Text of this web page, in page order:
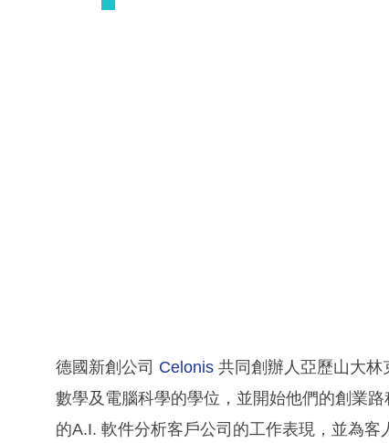
德國新創公司 Celonis 共同創辦人亞歷山大林
數學及電腦科學的學位，並開始他們的創業
的A.I. 軟件分析客戶公司的工作表現，並為客